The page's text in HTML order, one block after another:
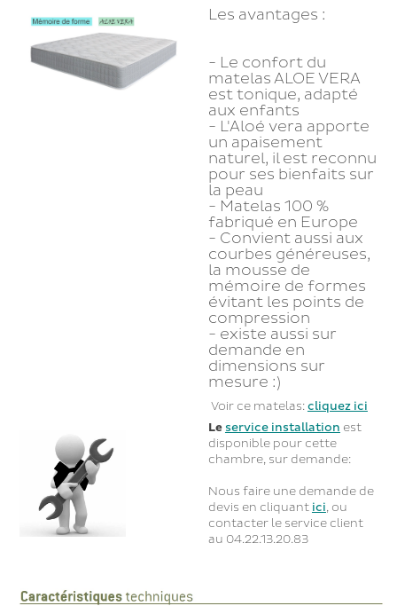
Les avantages :
- Le confort du
matelas ALOE VERA
est tonique, adapté
aux enfants
- L'Aloé vera apporte
un apaisement
naturel, il est reconnu
pour ses bienfaits sur
la peau
- Matelas 100 %
fabriqué en Europe
- Convient aussi aux
courbes généreuses,
la mousse de
mémoire de formes
évitant les points de
compression
- existe aussi sur
demande en
dimensions sur
mesure :)
Voir ce matelas:cliquez ici
Le service installation est
disponible pour cette
chambre, sur demande:
Nous faire une demande de
devis en cliquant ici, ou
contacter le service client
au 04.22.13.20.83